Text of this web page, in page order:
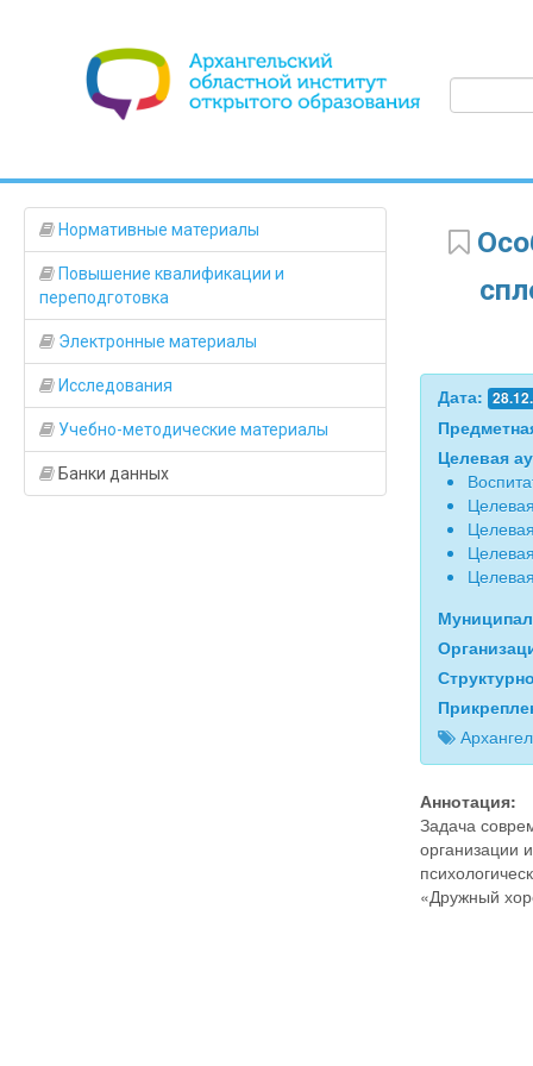
Нормативные материалы
Повышение квалификации и
переподготовка
Электронные материалы
Исследования
Учебно-методические материалы
Банки данных
Дата:
Целевая
Аннотация:
Задача
организации
«Дружный